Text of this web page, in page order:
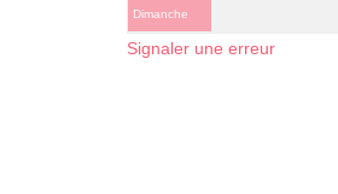
Dimanche
Signaler une erreur